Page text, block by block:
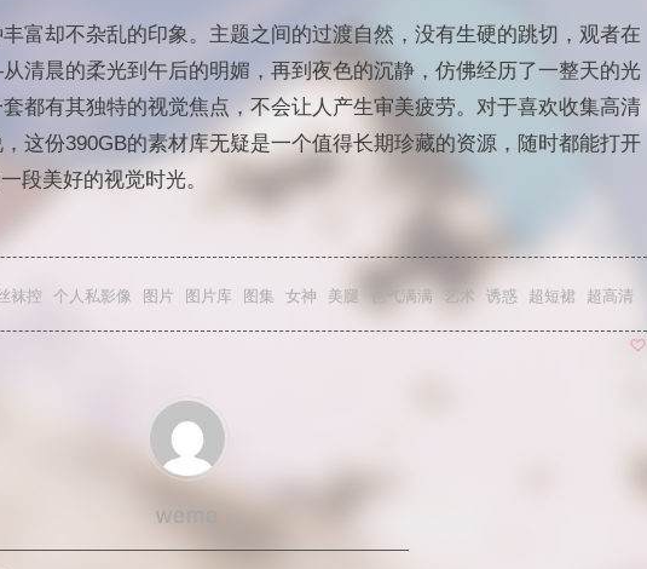
富却不杂乱的印象。主题之间的过渡自然，没有生硬的跳切，观者在
清晨的柔光到午后的明媚，再到夜色的沉静，仿佛经历了一整天的光
都有其独特的视觉焦点，不会让人产生审美疲劳。对于喜欢收集高清
这份390GB的素材库无疑是一个值得长期珍藏的资源，随时都能打开
段美好的视觉时光。
袜控 个人私影像 图片 图片库 图集 女神 美腿 色气满满 艺术 诱惑 超短裙
超高清

weme